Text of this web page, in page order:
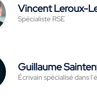
Vincent Leroux-
Spécialiste RSE
Guillaume
Écrivain spécialisé dans